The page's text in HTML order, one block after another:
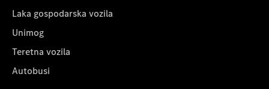
Laka gospodarska vozila
Unimog
Teretna vozila
Autobusi